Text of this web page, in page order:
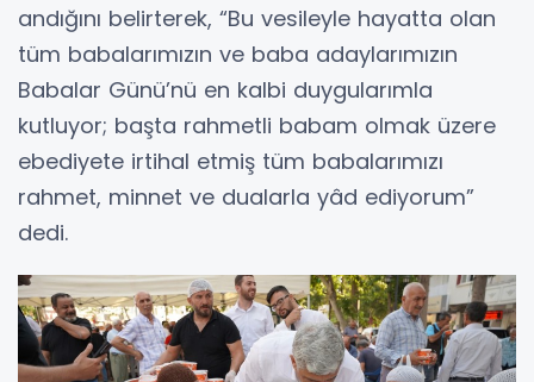
andığını belirterek, “Bu vesileyle hayatta olan
tüm babalarımızın ve baba adaylarımızın
Babalar Günü’nü en kalbi duygularımla
kutluyor; başta rahmetli babam olmak üzere
ebediyete irtihal etmiş tüm babalarımızı
rahmet, minnet ve dualarla yâd ediyorum”
dedi.